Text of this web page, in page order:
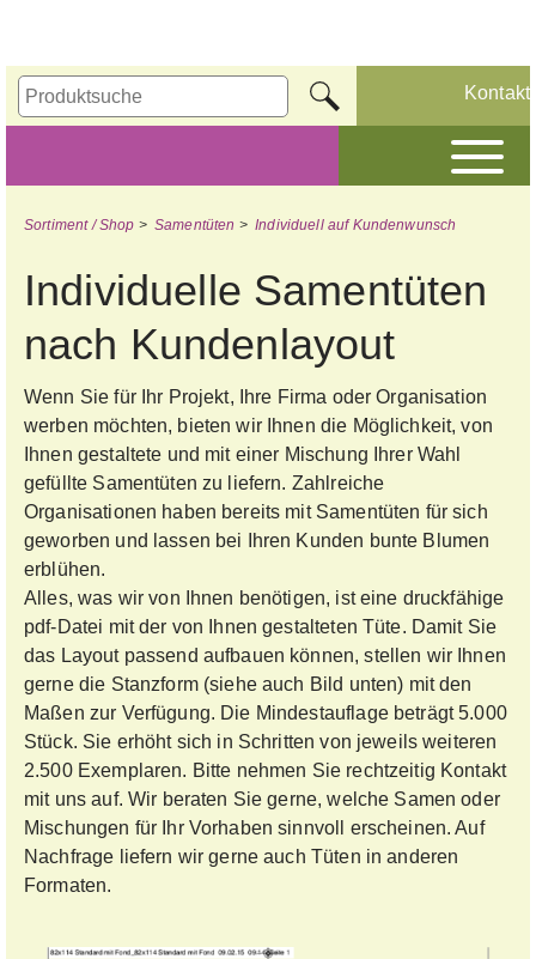
Kontakt
Sortiment / Shop >Samentüten >Individuell auf Kundenwunsch
Individuelle Samentüten
nach Kundenlayout
Wenn Sie für Ihr Projekt, Ihre Firma oder Organisation
werben möchten, bieten wir Ihnen die Möglichkeit, von
Ihnen gestaltete und mit einer Mischung Ihrer Wahl
gefüllte Samentüten zu liefern. Zahlreiche
Organisationen haben bereits mit Samentüten für sich
geworben und lassen bei Ihren Kunden bunte Blumen
erblühen.
Alles, was wir von Ihnen benötigen, ist eine druckfähige
pdf-Datei mit der von Ihnen gestalteten Tüte. Damit Sie
das Layout passend aufbauen können, stellen wir Ihnen
gerne die Stanzform (siehe auch Bild unten) mit den
Maßen zur Verfügung. Die Mindestauflage beträgt 5.000
Stück. Sie erhöht sich in Schritten von jeweils weiteren
2.500 Exemplaren. Bitte nehmen Sie rechtzeitig Kontakt
mit uns auf. Wir beraten Sie gerne, welche Samen oder
Mischungen für Ihr Vorhaben sinnvoll erscheinen. Auf
Nachfrage liefern wir gerne auch Tüten in anderen
Formaten.